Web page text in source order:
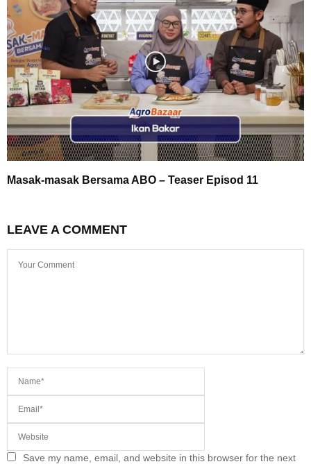
Masak-masak Bersama ABO – Teaser Episod 11
LEAVE A COMMENT
Save my name, email, and website in this browser for the next